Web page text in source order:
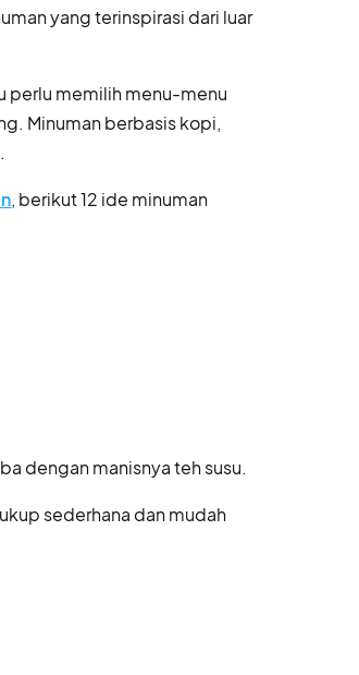
yang terinspirasi dari luar
perlu memilih menu-menu
Minuman berbasis kopi,
, berikut 12 ide minuman
dengan manisnya teh susu.
sederhana dan mudah